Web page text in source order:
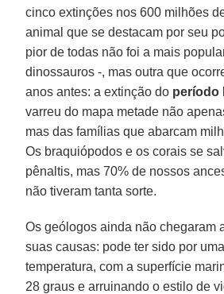
cinco extinções nos 600 milhões
animal que se destacam por seu
pior de todas não foi a mais
dinossauros -, mas outra que
anos antes: a extinção do período
varreu do mapa metade não
mas das famílias que abarcam
Os braquiópodos e os corais se
pênaltis, mas 70% de nossos
não tiveram tanta sorte.
Os geólogos ainda não chegaram
suas causas: pode ter sido por
temperatura, com a superfície
28 graus e arruinando o estilo de